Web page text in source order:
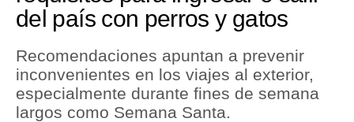
Mercados
Política
Tu Dinero
del país con perros y gatos
Recomendaciones apuntan a prevenir
inconvenientes en los viajes al exterior,
especialmente durante fines de semana
largos como Semana Santa.